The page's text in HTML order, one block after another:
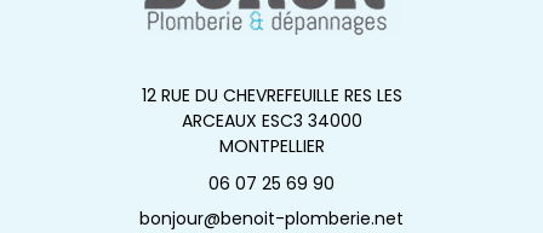
12 RUE DU CHEVREFEUILLE RES LES
ARCEAUX ESC3 34000
MONTPELLIER
06 07 25 69 90
bonjour@benoit-plomberie.net